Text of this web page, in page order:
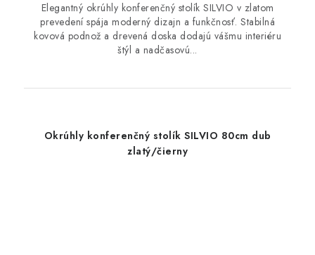
Elegantný okrúhly konferenčný stolík SILVIO v zlatom
prevedení spája moderný dizajn a funkčnosť. Stabilná
kovová podnož a drevená doska dodajú vášmu interiéru
štýl a nadčasovú...
Okrúhly konferenčný stolík SILVIO 80cm dub
zlatý/čierny